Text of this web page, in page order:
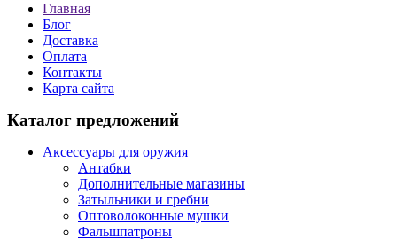
Главная
Блог
Доставка
Оплата
Контакты
Карта сайта
Каталог предложений
Аксессуары для оружия
Антабки
Дополнительные магазины
Затыльники и гребни
Оптоволоконные мушки
Фальшпатроны